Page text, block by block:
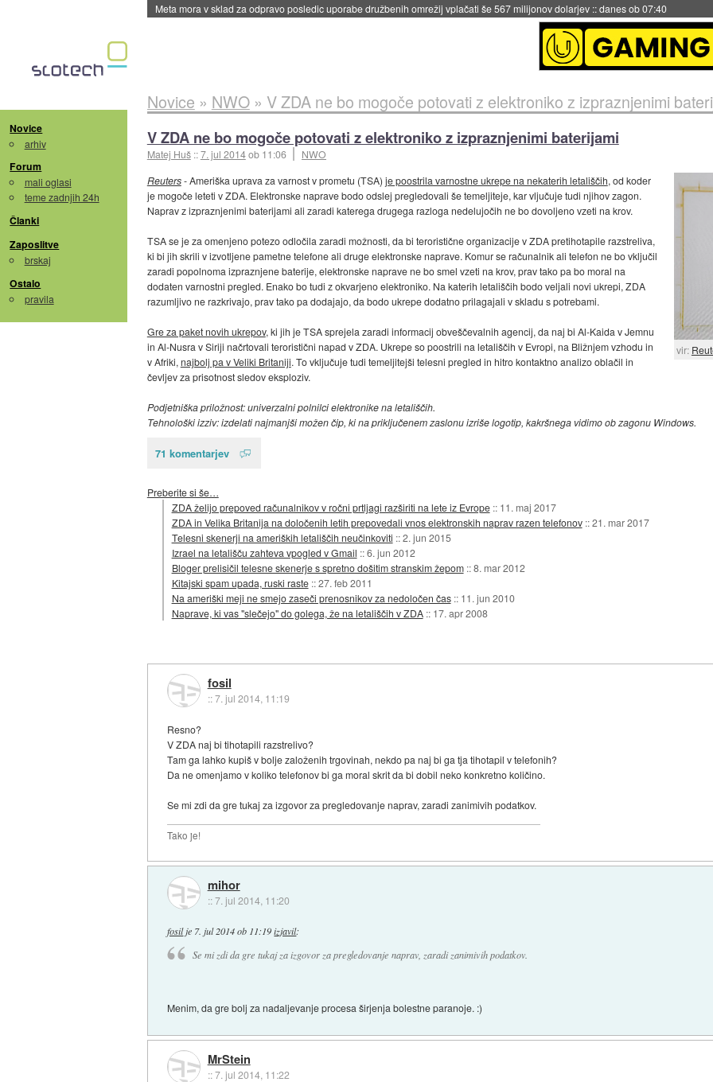
ByteDance trenira največji model umetne inteligence doslej::včeraj ob 21:37
Novice
arhiv
Forum
mali oglasi
teme zadnjih 24h
Članki
Zaposlitve
brskaj
Ostalo
pravila
Novice » NWO» V ZDA ne bo mogoče potovati z elektroniko z izpraznjenimi
V ZDA ne bo mogoče potovati z elektroniko z izpraznjenimi baterijami
Matej Huš ::7. jul 2014ob 11:06 NWO
vir:
Reuters- Ameriška uprava za varnost v prometu (TSA) je poostrila varnostne ukrepe na nekaterih letališčih, od koder
je mogoče leteti v ZDA. Elektronske naprave bodo odslej pregledovali še temeljiteje, kar vljučuje tudi njihov zagon.
Naprav z izpraznjenimi baterijami ali zaradi katerega drugega razloga nedelujočih ne bo dovoljeno vzeti na krov.
TSA se je za omenjeno potezo odločila zaradi možnosti, da bi teroristične organizacije v ZDA pretihotapile razstreliva,
ki bi jih skrili v izvotljene pametne telefone ali druge elektronske naprave. Komur se računalnik ali telefon ne bo vključil
zaradi popolnoma izpraznjene baterije, elektronske naprave ne bo smel vzeti na krov, prav tako pa bo moral na
dodaten varnostni pregled. Enako bo tudi z okvarjeno elektroniko. Na katerih letališčih bodo veljali novi ukrepi, ZDA
razumljivo ne razkrivajo, prav tako pa dodajajo, da bodo ukrepe dodatno prilagajali v skladu s potrebami.
Gre za paket novih ukrepov, ki jih je TSA sprejela zaradi informacij obveščevalnih agencij, da naj bi Al-Kaida v Jemnu
in Al-Nusra v Siriji načrtovali teroristični napad v ZDA. Ukrepe so poostrili na letališčih v Evropi, na Bližnjem vzhodu in
v Afriki, najbolj pa v Veliki Britaniji. To vključuje tudi temeljitejši telesni pregled in hitro kontaktno analizo oblačil in
čevljev za prisotnost sledov eksploziv.
Podjetniška priložnost: univerzalni polnilci elektronike na letališčih.
Tehnološki izziv: izdelati najmanjši možen čip, ki na priključenem zaslonu izriše logotip, kakršnega vidimo ob zagonu Windows.
71 komentarjev
Preberite si še…
ZDA želijo prepoved računalnikov v ročni prtljagi razširiti na lete iz Evrope :: 11. maj 2017
ZDA in Velika Britanija na določenih letih prepovedali vnos elektronskih naprav razen telefonov ::21. mar 2017
Telesni skenerji na ameriških letališčih neučinkoviti ::2. jun 2015
Izrael na letališču zahteva vpogled v Gmail ::6. jun 2012
Bloger prelisičil telesne skenerje s spretno došitim stranskim žepom ::8. mar 2012
Kitajski spam upada, ruski raste ::27. feb 2011
Na ameriški meji ne smejo zaseči prenosnikov za nedoločen čas :: 11. jun 2010
Naprave, ki vas "slečejo" do golega, že na letališčih v ZDA :: 17. apr 2008
fosil
::7. jul 2014, 11:19
Resno?
V ZDA naj bi tihotapili razstrelivo?
Tam ga lahko kupiš v bolje založenih trgovinah, nekdo pa naj bi ga tja tihotapil v telefonih?
Da ne omenjamo v koliko telefonov bi ga moral skrit da bi dobil neko konkretno količino.
Se mi zdi da gre tukaj za izgovor za pregledovanje naprav, zaradi zanimivih podatkov.
Tako je!
mihor
::7. jul 2014, 11:20
fosilje 7. jul 2014 ob 11:19 izjavil:
Se mi zdi da gre tukaj za izgovor za pregledovanje naprav, zaradi zanimivih podatkov.
Menim, da gre bolj za nadaljevanje procesa širjenja bolestne paranoje. :)
MrStein
::7. jul 2014, 11:22